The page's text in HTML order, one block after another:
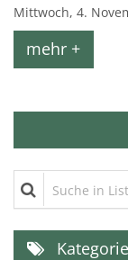
Mittwoch, 4.
mehr +
Suche in Liste